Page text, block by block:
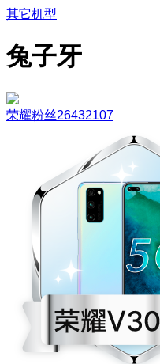
其它机型
兔子牙
荣耀粉丝26432107